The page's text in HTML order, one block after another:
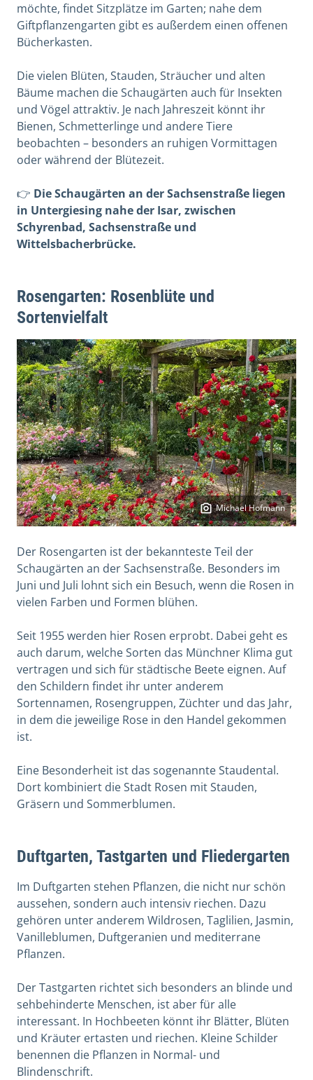
möchte, findet Sitzplätze im Garten; nahe dem
Giftpflanzengarten gibt es außerdem einen offenen
Bücherkasten.
Die vielen Blüten, Stauden, Sträucher und alten
Bäume machen die Schaugärten auch für Insekten
und Vögel attraktiv. Je nach Jahreszeit könnt ihr
Bienen, Schmetterlinge und andere Tiere
beobachten – besonders an ruhigen Vormittagen
oder während der Blütezeit.
👉 Die Schaugärten an der Sachsenstraße liegen
in Untergiesing nahe der Isar, zwischen
Schyrenbad, Sachsenstraße und
Wittelsbacherbrücke.
Rosengarten: Rosenblüte und
Sortenvielfalt
Michael Hofmann
Der Rosengarten ist der bekannteste Teil der
Schaugärten an der Sachsenstraße. Besonders im
Juni und Juli lohnt sich ein Besuch, wenn die Rosen in
vielen Farben und Formen blühen.
Seit 1955 werden hier Rosen erprobt. Dabei geht es
auch darum, welche Sorten das Münchner Klima gut
vertragen und sich für städtische Beete eignen. Auf
den Schildern findet ihr unter anderem
Sortennamen, Rosengruppen, Züchter und das Jahr,
in dem die jeweilige Rose in den Handel gekommen
ist.
Eine Besonderheit ist das sogenannte Staudental.
Dort kombiniert die Stadt Rosen mit Stauden,
Gräsern und Sommerblumen.
Duftgarten, Tastgarten und Fliedergarten
Im Duftgarten stehen Pflanzen, die nicht nur schön
aussehen, sondern auch intensiv riechen. Dazu
gehören unter anderem Wildrosen, Taglilien, Jasmin,
Vanilleblumen, Duftgeranien und mediterrane
Pflanzen.
Der Tastgarten richtet sich besonders an blinde und
sehbehinderte Menschen, ist aber für alle
interessant. In Hochbeeten könnt ihr Blätter, Blüten
und Kräuter ertasten und riechen. Kleine Schilder
benennen die Pflanzen in Normal- und
Blindenschrift.